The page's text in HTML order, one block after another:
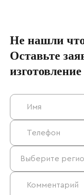
Не нашли
Оставьте